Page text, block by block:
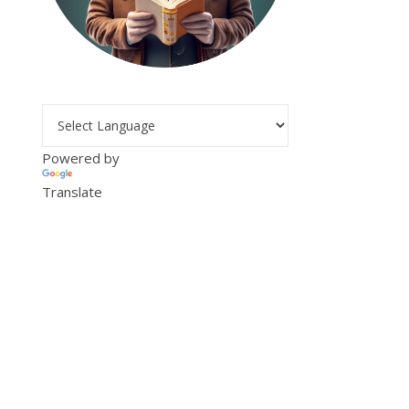
Powered by
Translate